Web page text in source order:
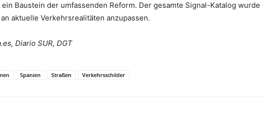
Baustein der umfassenden Reform. Der gesamte Signal-Katalog wurde
aktuelle Verkehrsrealitäten anzupassen.
Diario SUR, DGT
Spanien Straßen Verkehrsschilder